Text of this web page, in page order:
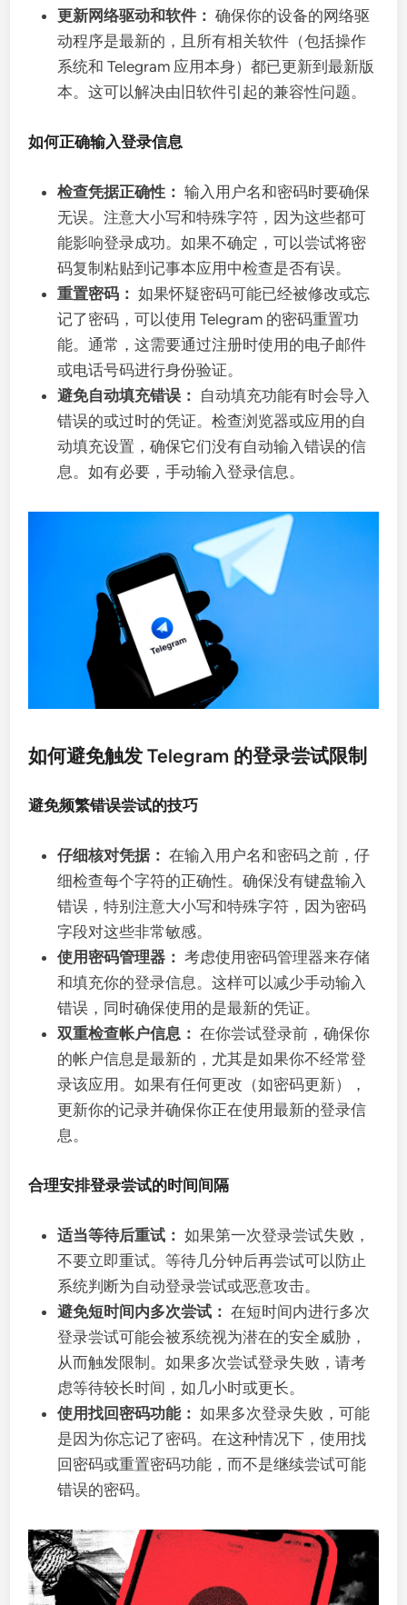
更新网络驱动和软件： 确保你的设备的网络驱
动程序是最新的，且所有相关软件（包括操作
系统和 Telegram 应用本身）都已更新到最新版
本。这可以解决由旧软件引起的兼容性问题。
如何正确输入登录信息
检查凭据正确性： 输入用户名和密码时要确保
无误。注意大小写和特殊字符，因为这些都可
能影响登录成功。如果不确定，可以尝试将密
码复制粘贴到记事本应用中检查是否有误。
重置密码： 如果怀疑密码可能已经被修改或忘
记了密码，可以使用 Telegram 的密码重置功
能。通常，这需要通过注册时使用的电子邮件
或电话号码进行身份验证。
避免自动填充错误： 自动填充功能有时会导入
错误的或过时的凭证。检查浏览器或应用的自
动填充设置，确保它们没有自动输入错误的信
息。如有必要，手动输入登录信息。
如何避免触发 Telegram 的登录尝试限制
避免频繁错误尝试的技巧
仔细核对凭据： 在输入用户名和密码之前，仔
细检查每个字符的正确性。确保没有键盘输入
错误，特别注意大小写和特殊字符，因为密码
字段对这些非常敏感。
使用密码管理器： 考虑使用密码管理器来存储
和填充你的登录信息。这样可以减少手动输入
错误，同时确保使用的是最新的凭证。
双重检查帐户信息： 在你尝试登录前，确保你
的帐户信息是最新的，尤其是如果你不经常登
录该应用。如果有任何更改（如密码更新），
更新你的记录并确保你正在使用最新的登录信
息。
合理安排登录尝试的时间间隔
适当等待后重试： 如果第一次登录尝试失败，
不要立即重试。等待几分钟后再尝试可以防止
系统判断为自动登录尝试或恶意攻击。
避免短时间内多次尝试： 在短时间内进行多次
登录尝试可能会被系统视为潜在的安全威胁，
从而触发限制。如果多次尝试登录失败，请考
虑等待较长时间，如几小时或更长。
使用找回密码功能： 如果多次登录失败，可能
是因为你忘记了密码。在这种情况下，使用找
回密码或重置密码功能，而不是继续尝试可能
错误的密码。